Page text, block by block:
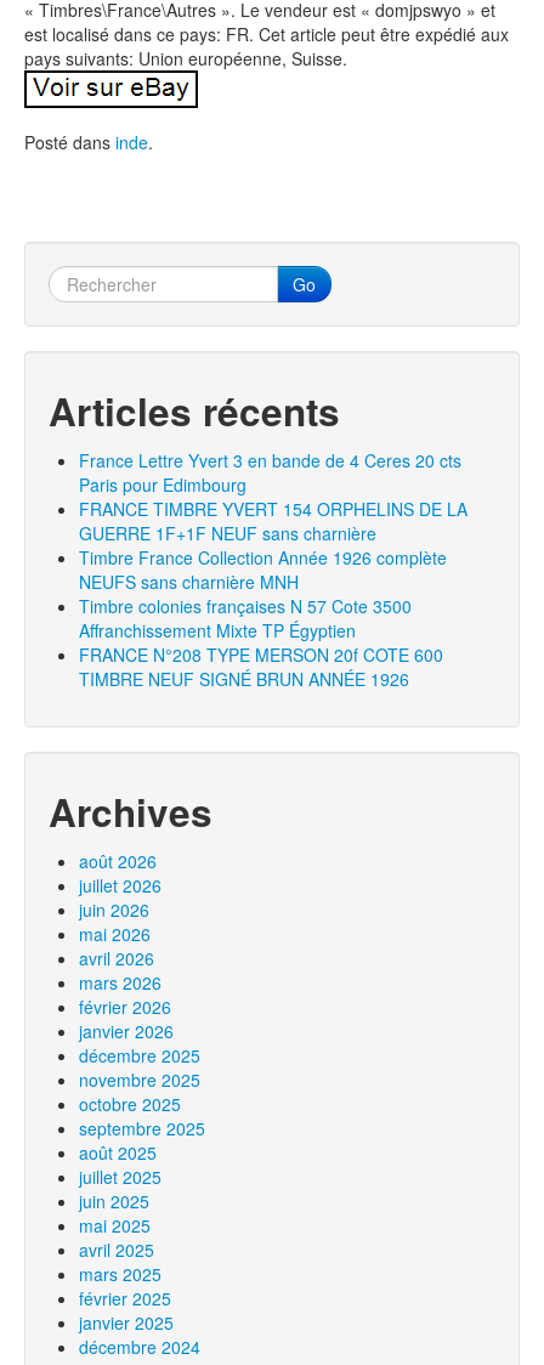
« Timbres\France\Autres ». Le vendeur est « domjpswyo » et
est localisé dans ce pays: FR. Cet article peut être expédié aux
pays suivants: Union européenne, Suisse.
Posté dans inde.
Go
Articles récents
France Lettre Yvert 3 en bande de 4 Ceres 20 cts
Paris pour Edimbourg
FRANCE TIMBRE YVERT 154 ORPHELINS DE LA
GUERRE 1F+1F NEUF sans charnière
Timbre France Collection Année 1926 complète
NEUFS sans charnière MNH
Timbre colonies françaises N 57 Cote 3500
Affranchissement Mixte TP Égyptien
FRANCE N°208 TYPE MERSON 20f COTE 600
TIMBRE NEUF SIGNÉ BRUN ANNÉE 1926
Archives
août 2026
juillet 2026
juin 2026
mai 2026
avril 2026
mars 2026
février 2026
janvier 2026
décembre 2025
novembre 2025
octobre 2025
septembre 2025
août 2025
juillet 2025
juin 2025
mai 2025
avril 2025
mars 2025
février 2025
janvier 2025
décembre 2024